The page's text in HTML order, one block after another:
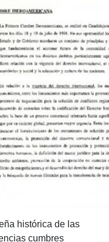
histórica de las
cumbres